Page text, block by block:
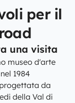
per il
una visita
museo d'arte
1984
da
della Val di